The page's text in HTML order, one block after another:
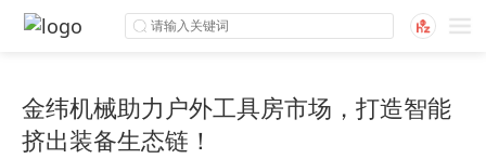
金纬机械助力户外工具房市场，打造智能
挤出装备生态链！